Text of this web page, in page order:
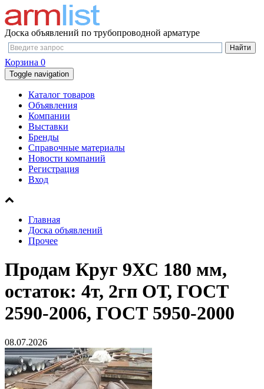
Доска объявлений по трубопроводной арматуре
Корзина 0
Toggle navigation
Каталог товаров
Объявления
Компании
Выставки
Бренды
Справочные материалы
Новости компаний
Регистрация
Вход
Главная
Доска объявлений
Прочее
Продам Круг 9ХС 180 мм,
остаток: 4т, 2гп ОТ, ГОСТ
2590-2006, ГОСТ 5950-2000
08.07.2026